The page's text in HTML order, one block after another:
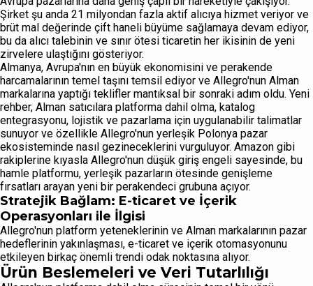
Şirket şu anda 21 milyondan fazla aktif alıcıya hizmet veriyor ve
brüt mal değerinde çift haneli büyüme sağlamaya devam ediyor,
bu da alıcı talebinin ve sınır ötesi ticaretin her ikisinin de yeni
zirvelere ulaştığını gösteriyor.
Almanya, Avrupa'nın en büyük ekonomisini ve perakende
harcamalarının temel taşını temsil ediyor ve Allegro'nun Alman
markalarına yaptığı teklifler mantıksal bir sonraki adım oldu. Yeni
rehber, Alman satıcılara platforma dahil olma, katalog
entegrasyonu, lojistik ve pazarlama için uygulanabilir talimatlar
sunuyor ve özellikle Allegro'nun yerleşik Polonya pazar
ekosisteminde nasıl gezineceklerini vurguluyor. Amazon gibi
rakiplerine kıyasla Allegro'nun düşük giriş engeli sayesinde, bu
hamle platformu, yerleşik pazarların ötesinde genişleme
fırsatları arayan yeni bir perakendeci grubuna açıyor.
Stratejik Bağlam: E-ticaret ve İçerik
Operasyonları ile İlgisi
Allegro'nun platform yeteneklerinin ve Alman markalarının pazar
hedeflerinin yakınlaşması, e-ticaret ve içerik otomasyonunu
etkileyen birkaç önemli trendi odak noktasına alıyor.
Ürün Beslemeleri ve Veri Tutarlılığı